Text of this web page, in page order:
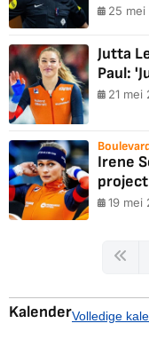
25 mei
Jutta
Paul:
21 mei
Irene
19 mei
KalenderVolledige